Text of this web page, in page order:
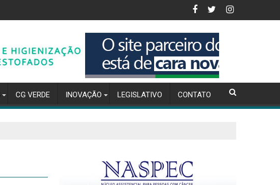
Inteligência Artificial na Gestão de Compras
CG VERDE INOVAÇÃO LEGISLATIVO CONTATO